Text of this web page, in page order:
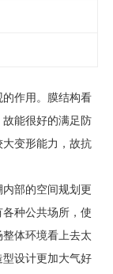
作用。膜结构看
能很好的满足防
变形能力，故抗
部的空间规划更
种公共场所，使
体环境看上去太
设计更加大气好